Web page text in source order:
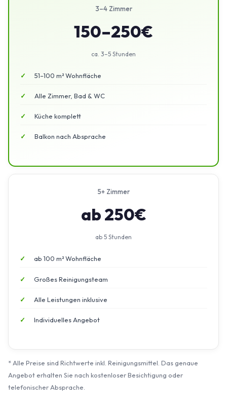
3–4 Zimmer
150–250€
ca. 3–5 Stunden
51–100 m² Wohnfläche
Alle Zimmer, Bad & WC
Küche komplett
Balkon nach Absprache
5+ Zimmer
ab 250€
ab 5 Stunden
ab 100 m² Wohnfläche
Großes Reinigungsteam
Alle Leistungen inklusive
Individuelles Angebot
* Alle Preise sind Richtwerte inkl. Reinigungsmittel. Das genaue
Angebot erhalten Sie nach kostenloser Besichtigung oder
telefonischer Absprache.